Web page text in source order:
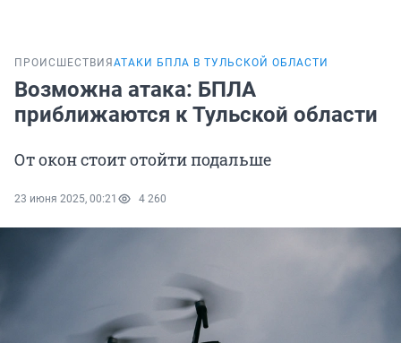
ПРОИСШЕСТВИЯ АТАКИ БПЛА В ТУЛЬСКОЙ ОБЛАСТИ
Возможна атака: БПЛА
приближаются к Тульской области
От окон стоит отойти подальше
23 июня 2025, 00:21 4 260